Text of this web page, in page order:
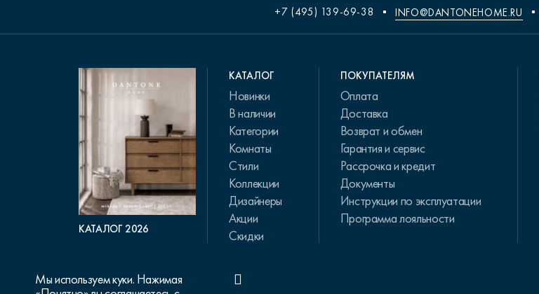
Мы используем куки. Нажимая
+7 (495) 139-69-38 INFO@DANTONEHOME.RU
КАТАЛОГ 2026
КАТАЛОГ
Новинки
В наличии
Категории
Комнаты
Стили
Коллекции
Дизайнеры
Акции
Скидки
ПОКУПАТЕЛЯМ
Оплата
Доставка
Возврат и обмен
Гарантия и сервис
Рассрочка и кредит
Документы
Инструкции по эксплуатации
Программа лояльности